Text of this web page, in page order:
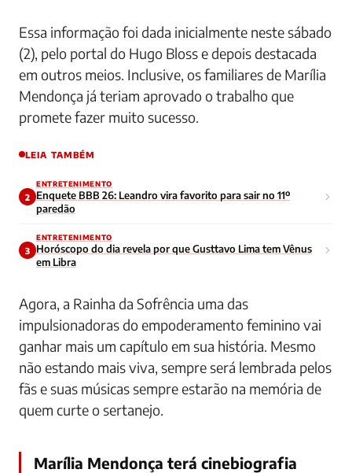
Essa informação foi dada inicialmente neste sábado
(2), pelo portal do Hugo Bloss e depois destacada
em outros meios. Inclusive, os familiares de Marília
Mendonça já teriam aprovado o trabalho que
promete fazer muito sucesso.
LEIA TAMBÉM
2
ENTRETENIMENTO
Enquete BBB 26: Leandro vira favorito para sair no 11º
paredão
3
ENTRETENIMENTO
Horóscopo do dia revela por que Gusttavo Lima tem Vênus
em Libra
Agora, a Rainha da Sofrência uma das
impulsionadoras do empoderamento feminino vai
ganhar mais um capítulo em sua história. Mesmo
não estando mais viva, sempre será lembrada pelos
fãs e suas músicas sempre estarão na memória de
quem curte o sertanejo.
Marília Mendonça terá cinebiografia